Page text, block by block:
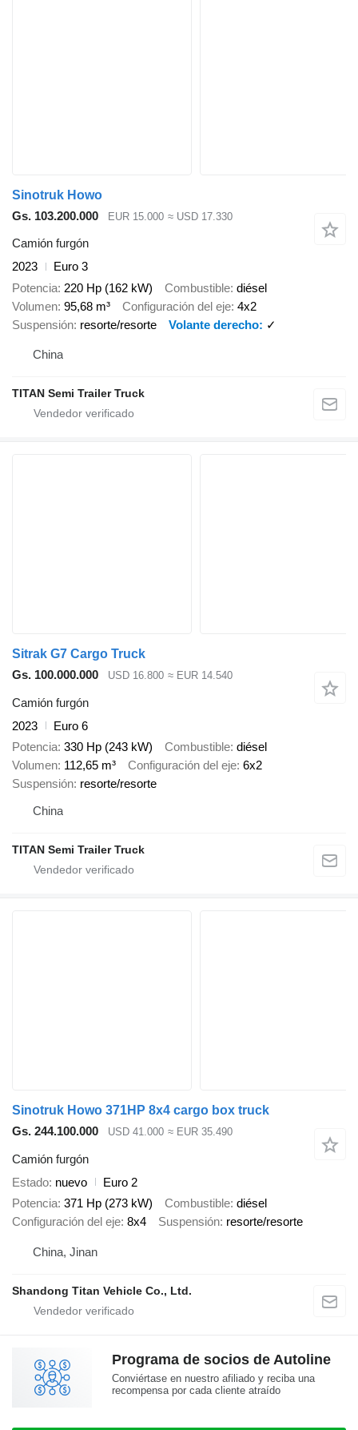
Sinotruk Howo
Gs. 103.200.000
EUR 15.000 ≈ USD 17.330
Camión furgón
2023
Euro 3
Potencia 220 Hp (162 kW) Combustible diésel
Volumen 95,68 m³ Configuración del eje 4x2
Suspensión resorte/resorte Volante derecho ✓
China
TITAN Semi Trailer Truck
Sitrak G7 Cargo Truck
Gs. 100.000.000
USD 16.800 ≈ EUR 14.540
Camión furgón
2023
Euro 6
Potencia 330 Hp (243 kW) Combustible diésel
Volumen 112,65 m³ Configuración del eje 6x2
Suspensión resorte/resorte
China
TITAN Semi Trailer Truck
Sinotruk Howo 371HP 8x4 cargo box truck
Gs. 244.100.000
USD 41.000 ≈ EUR 35.490
Camión furgón
Estado nuevo
Euro 2
Potencia 371 Hp (273 kW) Combustible diésel
Configuración del eje 8x4 Suspensión resorte/resorte
China, Jinan
Shandong Titan Vehicle Co., Ltd.
Programa de socios de Autoline
Conviértase en nuestro afiliado y reciba una
recompensa por cada cliente atraído